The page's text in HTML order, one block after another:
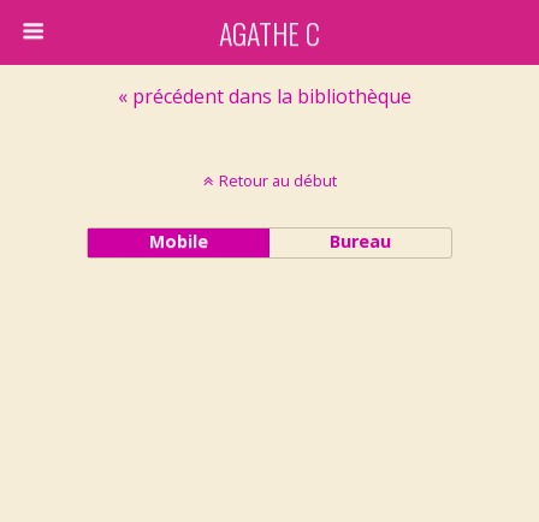
AGATHE C
« précédent dans la bibliothèque
Retour au début
Mobile Bureau